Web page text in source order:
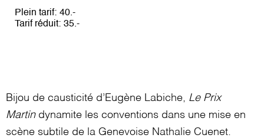
Plein tarif 40
Tarif réduit 35
Bijou de causticité d’Eugène Labiche, Le Prix
Martindynamite les conventions dans une mise en
scène subtile de la Genevoise Nathalie Cuenet.